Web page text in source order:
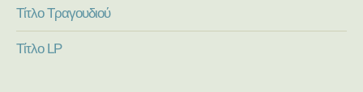
Τίτλο Τραγουδιού
Τίτλο LP